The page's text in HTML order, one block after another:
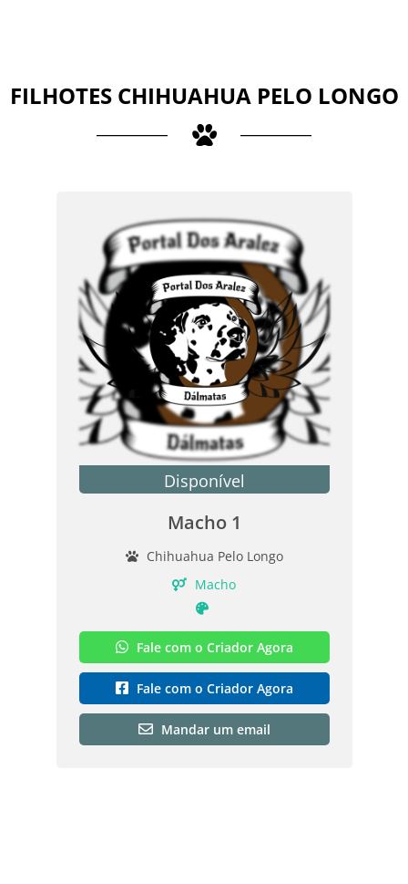
FILHOTES CHIHUAHUA PELO LONGO
Disponível
Macho 1
Chihuahua Pelo Longo
Macho
Fale com o Criador Agora
Fale com o Criador Agora
Mandar um email